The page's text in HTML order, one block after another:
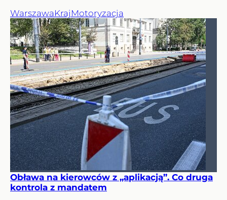
WarszawaKraj Motoryzacja
Obława na kierowców z „aplikacją”. Co druga
kontrola z mandatem